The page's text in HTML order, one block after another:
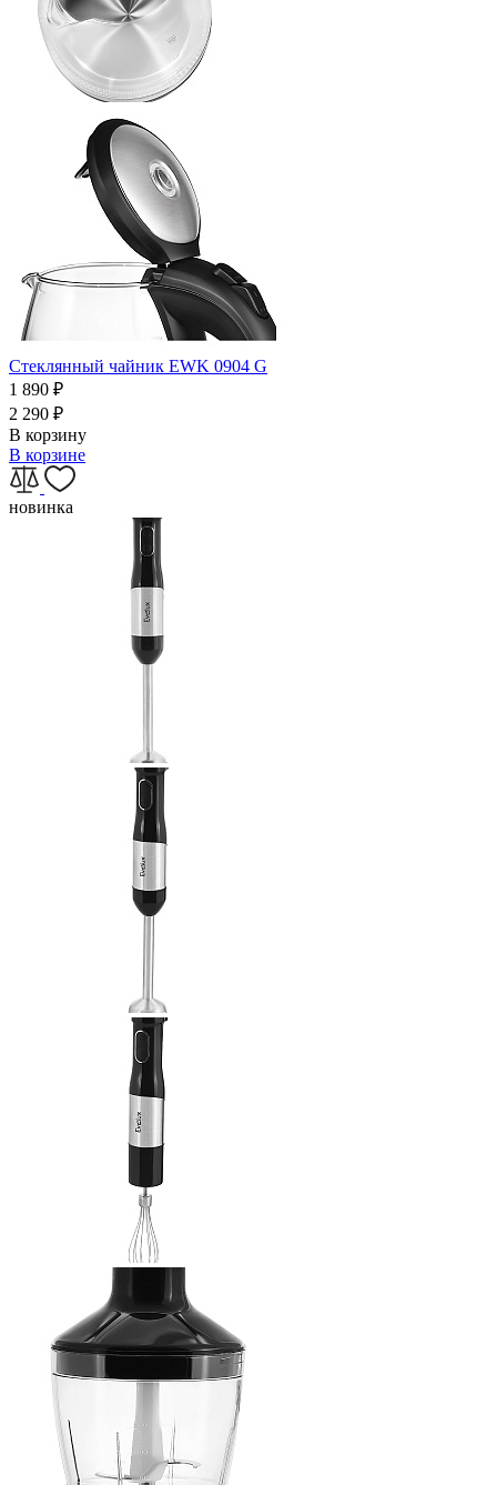
Стеклянный чайник EWK 0904 G
1 890 ₽
2 290 ₽
В корзину
В корзине
новинка